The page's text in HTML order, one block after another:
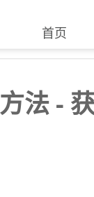
首页
法 -